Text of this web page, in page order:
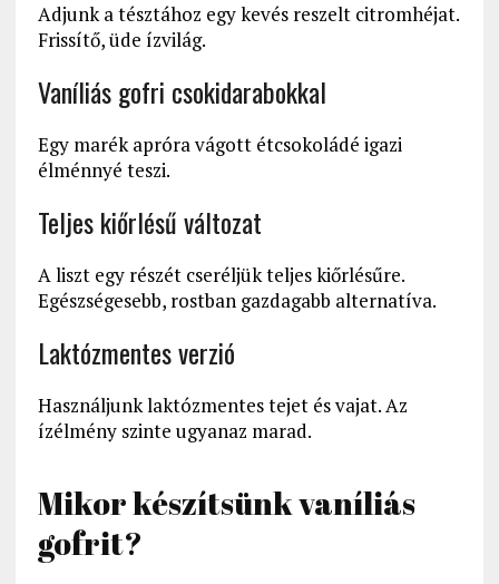
Adjunk a tésztához egy kevés reszelt citromhéjat.
Frissítő, üde ízvilág.
Vaníliás gofri csokidarabokkal
Egy marék apróra vágott étcsokoládé igazi
élménnyé teszi.
Teljes kiőrlésű változat
A liszt egy részét cseréljük teljes kiőrlésűre.
Egészségesebb, rostban gazdagabb alternatíva.
Laktózmentes verzió
Használjunk laktózmentes tejet és vajat. Az
ízélmény szinte ugyanaz marad.
Mikor készítsünk vaníliás
gofrit?